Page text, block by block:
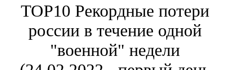
TOP10 Рекордные потери
россии в течение одной
"военной" недели